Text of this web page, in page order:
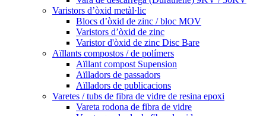
Varistors d’òxid metàl·lic
Blocs d’òxid de zinc / bloc MOV
Varistors d’òxid de zinc
Varistor d'òxid de zinc Disc Bare
Aïllants compostos / de polímers
Aïllant compost Supension
Aïlladors de passadors
Aïlladors de publicacions
Varetes / tubs de fibra de vidre de resina epoxi
Vareta rodona de fibra de vidre